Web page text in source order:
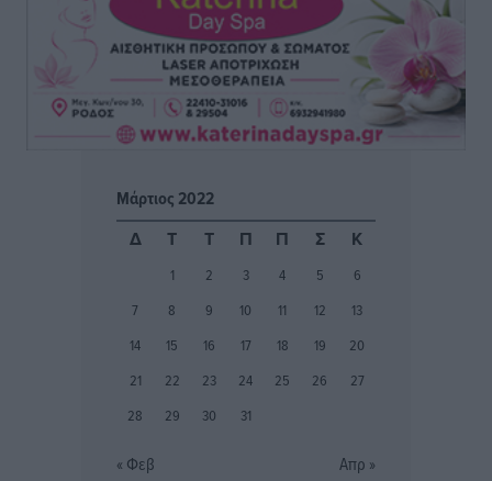
Κλεάνθης: Δουλειές μετά ευχαριστιών στο γήπεδο,
ατομικό για δύο
Αθλητικά πριν 3 ώρες
Φοίβος: Εν αναμονή του Νίκου Λαζίδη
πριν 3 ώρες
Εθνικός Αρχίπολης: Μεγάλο βήμα προόδου η ίδρυση
Ιππότες: Με το βλέμμα στραμμένο στο μέλλον
Μάρτιος 2022
Δ
Τ Τ Π Π Σ Κ
1 2 3 4 5
6
7
8 9 10 11 12
13
14
15 16 17 18 19
20
21
22 23 24 25 26
27
28
29 30 31
« Φεβ Απρ »